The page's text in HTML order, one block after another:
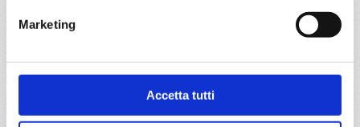
Marketing
Accetta tutti
a partire da
€ 115